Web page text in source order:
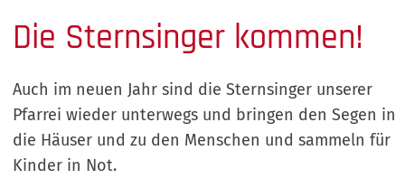
Die Sternsinger kommen!
Auch im neuen Jahr sind die Sternsinger unserer
Pfarrei wieder unterwegs und bringen den Segen in
die Häuser und zu den Menschen und sammeln für
Kinder in Not.